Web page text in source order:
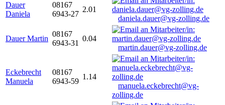
Dauer
Daniela
08167
6943-27
2.01
daniela.dauer@vg-zolling.de
Dauer Martin
08167
6943-31
0.04
martin.dauer@vg-zolling.de
Eckebrecht
Manuela
08167
6943-59
1.14
manuela.eckebrecht@vg-
zolling.de